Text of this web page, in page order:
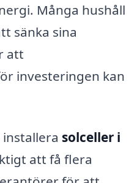
Många hushåll
sänka sina
att
investeringen kan
solceller i
att få flera